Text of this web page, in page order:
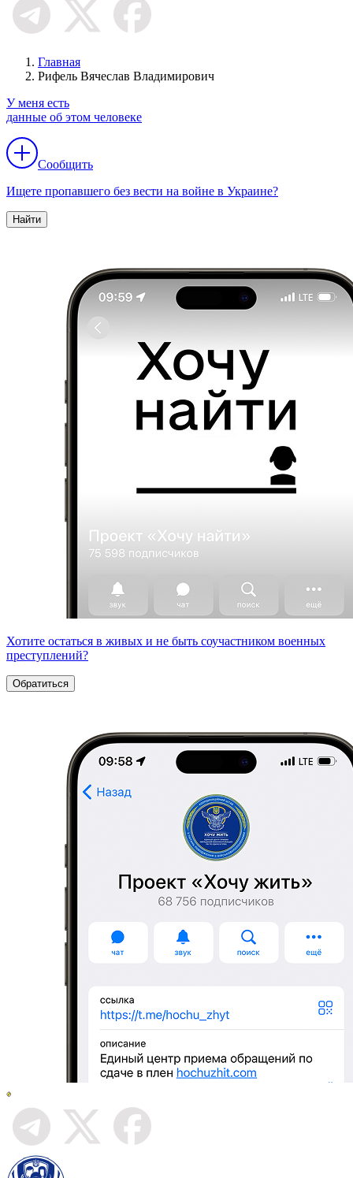
Главная
Рифель Вячеслав Владимирович
У меня есть
данные об этом человеке
Сообщить
Ищете пропавшего без вести на войне в Украине?
Найти
Хотите остаться в живых и не быть соучастником военных
преступлений?
Обратиться